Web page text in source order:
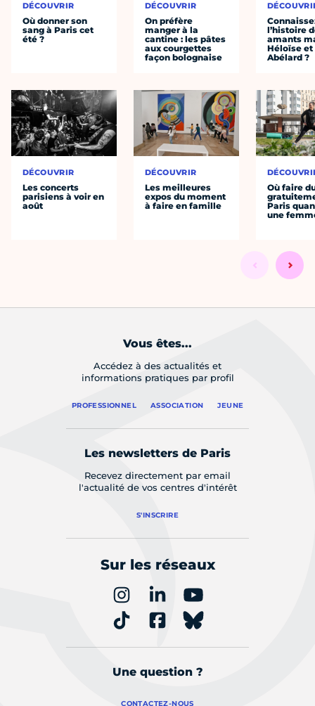
DÉCOUVRIR
Où donner son
sang à Paris cet
été ?
DÉCOUVRIR
Les concerts
parisiens à voir en
août
DÉCOUVRIR
On préfère
manger à la
cantine : les pâtes
aux courgettes
façon bolognaise
DÉCOUVRIR
Les meilleures
expos du moment
à faire en famille
l’histoire
amants
Héloïse et
Abélard ?
Où faire
Paris
une
Vous êtes...
Accédez à des actualités et
informations pratiques par profil
PROFESSIONNEL ASSOCIATION JEUNE
Les newsletters de Paris
Recevez directement par email
l'actualité de vos centres d'intérêt
S'INSCRIRE
Sur les réseaux
Une question ?
CONTACTEZ-NOUS